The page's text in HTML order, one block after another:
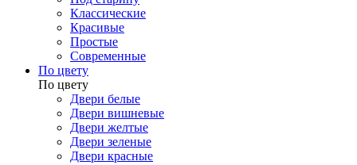
Классические
Красивые
Простые
Современные
По цвету
По цвету
Двери белые
Двери вишневые
Двери желтые
Двери зеленые
Двери красные